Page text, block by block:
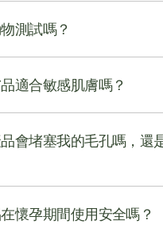
測試嗎？
適合敏感肌膚嗎？
會堵塞我的毛孔嗎，還
懷孕期間使用安全嗎？